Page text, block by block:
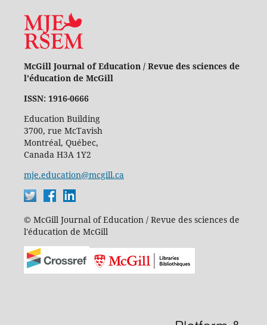
McGill Journal of Education / Revue des sciences de
l'éducation de McGill
ISSN: 1916-0666
Education Building
3700, rue McTavish
Montréal, Québec,
Canada H3A 1Y2
mje.education@mcgill.ca
© McGill Journal of Education / Revue des sciences de
l'éducation de McGill